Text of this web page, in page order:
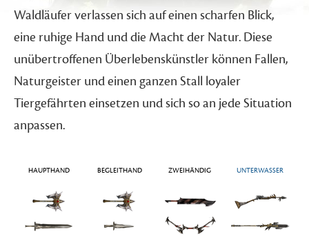
Waldläufer verlassen sich auf einen scharfen Blick,
eine ruhige Hand und die Macht der Natur. Diese
unübertroffenen Überlebenskünstler können Fallen,
Naturgeister und einen ganzen Stall loyaler
Tiergefährten einsetzen und sich so an jede Situation
anpassen.
HAUPTHAND BEGLEITHAND ZWEIHÄNDIG UNTERWASSER